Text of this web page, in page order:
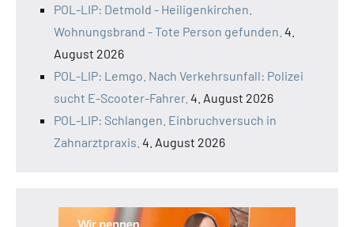
POL-LIP: Detmold - Heiligenkirchen.
Wohnungsbrand - Tote Person gefunden. 4.
August 2026
POL-LIP: Lemgo. Nach Verkehrsunfall: Polizei
sucht E-Scooter-Fahrer. 4. August 2026
POL-LIP: Schlangen. Einbruchversuch in
Zahnarztpraxis. 4. August 2026